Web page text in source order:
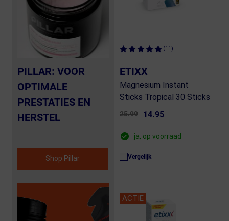
PILLAR: VOOR
OPTIMALE
PRESTATIES EN
HERSTEL
Shop Pillar
(11)
ETIXX
Magnesium Instant
Sticks Tropical 30 Sticks
25.99 14.95
ja, op voorraad
Vergelijk
ACTIE